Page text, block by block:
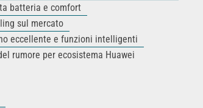
batteria e comfort
sul mercato
eccellente e funzioni intelligenti
rumore per ecosistema Huawei